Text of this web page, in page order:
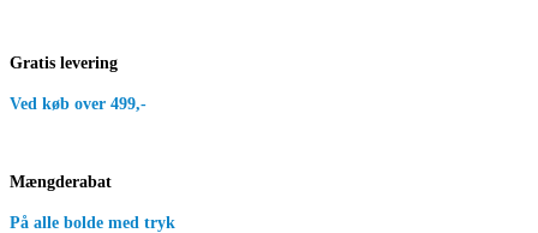
Gratis levering
Ved køb over 499,-
Mængderabat
På alle bolde med tryk